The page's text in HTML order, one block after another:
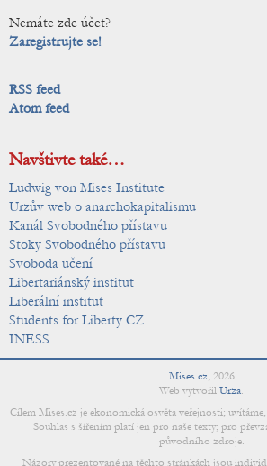
Nemáte zde účet?
Zaregistrujte se!
RSS feed
Atom feed
Navštivte také…
Ludwig von Mises Institute
Urzův web o anarchokapitalismu
Kanál Svobodného přístavu
Stoky Svobodného přístavu
Svoboda učení
Libertariánský institut
Liberální institut
Students for Liberty CZ
INESS
Mises.cz, 2026
Web vytvořil Urza.
Cílem Mises.cz je ekonomická osvěta veřejnosti;
Souhlas s šířením platí jen pro naše texty; pro
původního zdroje.
Názory prezentované na těchto stránkách jsou